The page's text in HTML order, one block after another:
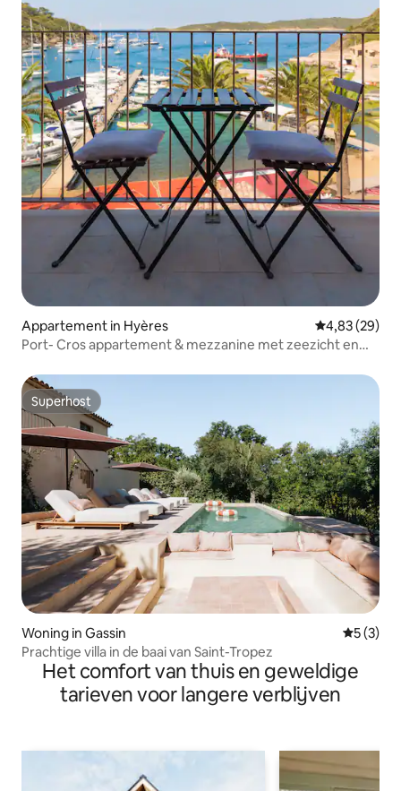
Appartement in Hyères Gemiddelde
4,83 (29)
Port- Cros appartement & mezzanine met zeezicht en
Superhost
Superhost
Woning in Gassin
5 (3)
Prachtige villa in de baai van Saint-Tropez
Het comfort van thuis en geweldige
tarieven voor langere verblijven